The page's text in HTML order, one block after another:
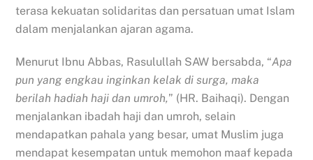
terasa kekuatan solidaritas dan persatuan umat Islam
dalam menjalankan ajaran agama.
Menurut Ibnu Abbas, Rasulullah SAW bersabda, “Apa
pun yang engkau inginkan kelak di surga, maka
berilah hadiah haji dan umroh,” (HR. Baihaqi). Dengan
menjalankan ibadah haji dan umroh, selain
mendapatkan pahala yang besar, umat Muslim juga
mendapat kesempatan untuk memohon maaf kepada